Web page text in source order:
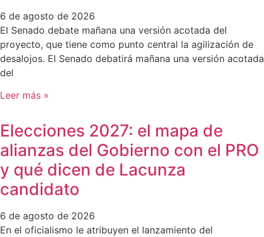
6 de agosto de 2026
El Senado debate mañana una versión acotada del
proyecto, que tiene como punto central la agilización de
desalojos. El Senado debatirá mañana una versión acotada
del
Leer más »
Elecciones 2027: el mapa de
alianzas del Gobierno con el PRO
y qué dicen de Lacunza
candidato
6 de agosto de 2026
En el oficialismo le atribuyen el lanzamiento del